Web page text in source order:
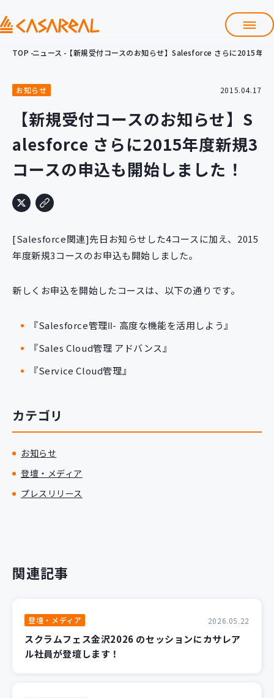
会社情報
サービス
プロダクト開発支援
クラウド導入支援 Git導入支援
システム構築支援
研修サービス
カスタマイズコース 教材購入
新規開発サービス
パッケージ開発
導入事例
イベント・セミナー
TOP ニュース 【新規受付コースのお知らせ】Salesforce さらに2015年度
お知らせ 2015.04.17
【新規受付コースのお知らせ】S
alesforce さらに2015年度新規3
コースの申込も開始しました！
[Salesforce関連]先日お知らせした4コースに加え、2015
年度新規3コースのお申込も開始しました。
新しくお申込を開始したコースは、以下の通りです。
『Salesforce管理Ⅱ- 高度な機能を活用しよう』
『Sales Cloud管理 アドバンス』
『Service Cloud管理』
カテゴリ
お知らせ
登壇・メディア
プレスリリース
関連記事
登壇・メディア 2026.05.22
スクラムフェス金沢2026 のセッションにカサレア
ル社員が登壇します！